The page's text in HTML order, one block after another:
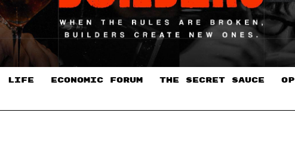
LIFE ECONOMIC FORUM THE SECRET SAUCE​